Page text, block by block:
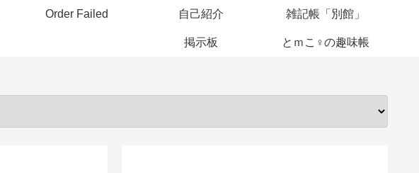
Order Failed 自己紹介 雑記帳「別館」
掲示板 とｍこ♀の趣味帳